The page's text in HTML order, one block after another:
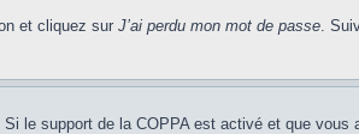
et cliquez sur J’ai perdu mon mot de passe.
le support de la COPPA est activé et que vous